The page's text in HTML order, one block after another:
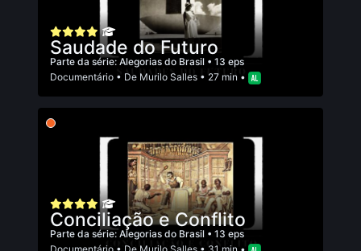
Saudade do Futuro
Parte da série: Alegorias do Brasil • 13 eps
Documentário • De Murilo Salles • 27 min •
Conciliação e Conflito
Parte da série:Alegorias do Brasil • 13 eps